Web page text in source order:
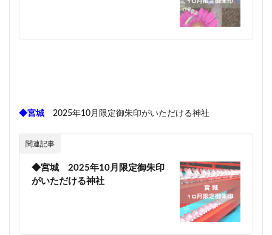
◆宮城 2025年10月限定御朱印がいただける神社
関連記事
◆宮城 2025年10月限定御朱印
がいただける神社